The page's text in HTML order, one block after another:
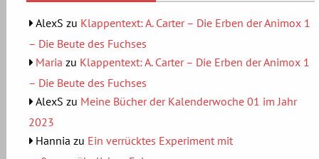
AlexS zu Klappentext: A. Carter – Die Erben der Animox 1
– Die Beute des Fuchses
Maria zu Klappentext: A. Carter – Die Erben der Animox 1
– Die Beute des Fuchses
AlexS zu Meine Bücher der Kalenderwoche 01 im Jahr
2023
Hannia zu Ein verrücktes Experiment mit